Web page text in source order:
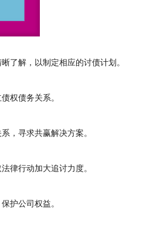
解，以制定相应的讨债计划。
权债务关系。
，寻求共赢解决方案。
律行动加大追讨力度。
护公司权益。